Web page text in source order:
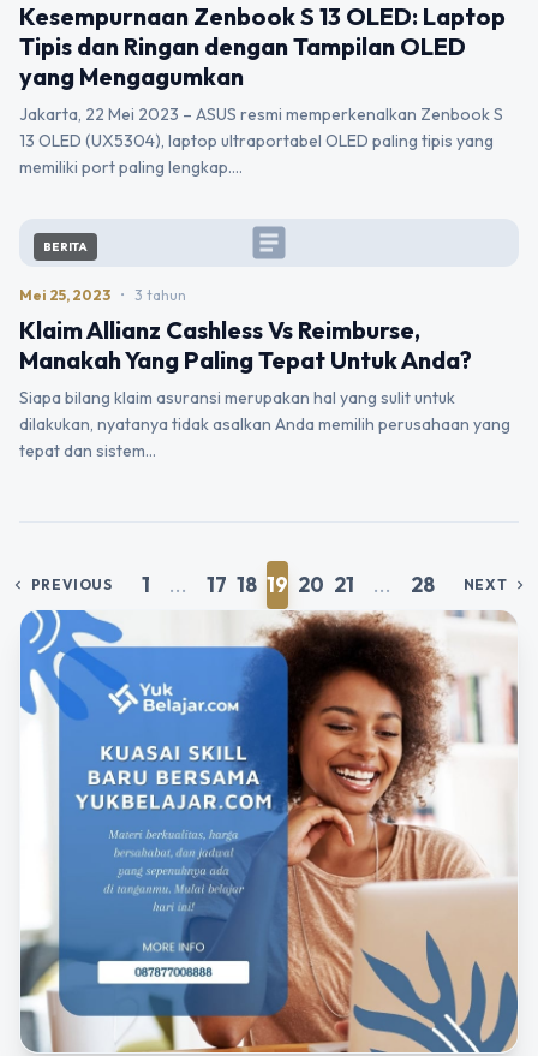
Kesempurnaan Zenbook S 13 OLED: Laptop
Tipis dan Ringan dengan Tampilan OLED
yang Mengagumkan
Jakarta, 22 Mei 2023 – ASUS resmi memperkenalkan Zenbook S
13 OLED (UX5304), laptop ultraportabel OLED paling tipis yang
memiliki port paling lengkap.…
article
BERITA
Mei 25, 2023 • 3 tahun
Klaim Allianz Cashless Vs Reimburse,
Manakah Yang Paling Tepat Untuk Anda?
Siapa bilang klaim asuransi merupakan hal yang sulit untuk
dilakukan, nyatanya tidak asalkan Anda memilih perusahaan yang
tepat dan sistem…
chevron_left PREVIOUS 1 ... 17 18 19 20 21 ... 28 NEXT chevron_right